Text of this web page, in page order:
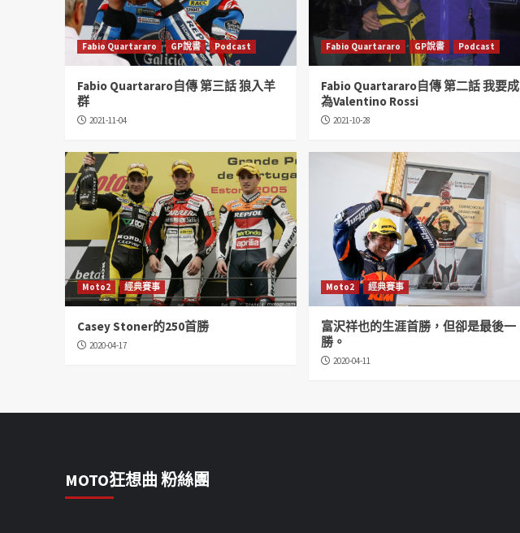
Fabio Quartararo GP說書 Podcast
Fabio Quartararo自傳 第三話 狼入羊
群
2021-11-04
Fabio Quartararo GP說書 Podcast
Fabio Quartararo自傳 第二話 我要成
為Valentino Rossi
2021-10-28
Moto2 經典賽事
Casey Stoner的250首勝
2020-04-17
Moto2 經典賽事
富沢祥也的生涯首勝，但卻是最後一
勝。
2020-04-11
MOTO狂想曲 粉絲團